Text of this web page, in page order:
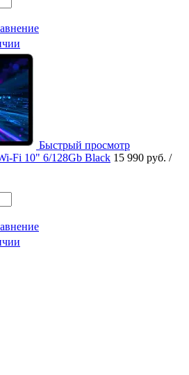
Быстрый просмотр
Fi 10" 6/128Gb Black 15 990 руб. /